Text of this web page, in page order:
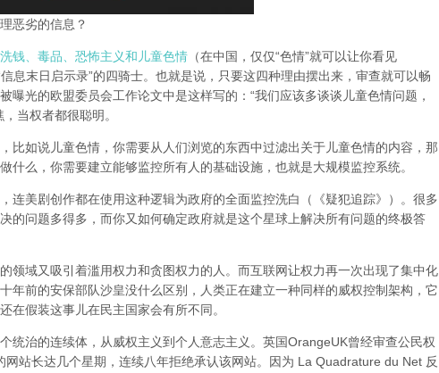
恶劣的信息？
钱、毒品、恐怖主义和儿童色情 （在中国，仅仅“色情”就可以让你看见
息末日启示录”的四骑士。也就是说，只要这四种理由摆出来，审查就可以畅
曝光的欧盟委员会工作论文中是这样写的：“我们应该多谈谈儿童色情问题，
当权者都很聪明。
比如说儿童色情，你需要从人们浏览的东西中过滤出关于儿童色情的内容，那
什么，你需要建立能够监控所有人的基础设施，也就是大规模监控系统。
连美剧创作都在使用这种逻辑为政府的全面监控洗白（《疑犯追踪》）。 很多
的问题多得多，而你又如何确定政府就是这个星球上解决所有问题的终极答
领域又吸引着滥用权力和贪图权力的人。而互联网让权力再一次出现了集中化
年前的安保部队沙皇没什么区别，人类正在建立一种同样的威权控制架构，它
在假装这事儿在民主国家会有所不同。
统治的连续体，从威权主义到个人意志主义。英国OrangeUK曾经审查公民权
网站长达几个星期，连续八年拒绝承认该网站。因为 La Quadrature du Net 反